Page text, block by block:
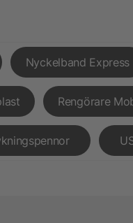
Nyckelband Express
Rengörare